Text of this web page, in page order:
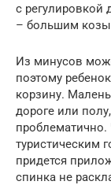
с регулировкой
– большим
Из минусов
поэтому
корзину.
дороге или
туристическим
придется
спинка не